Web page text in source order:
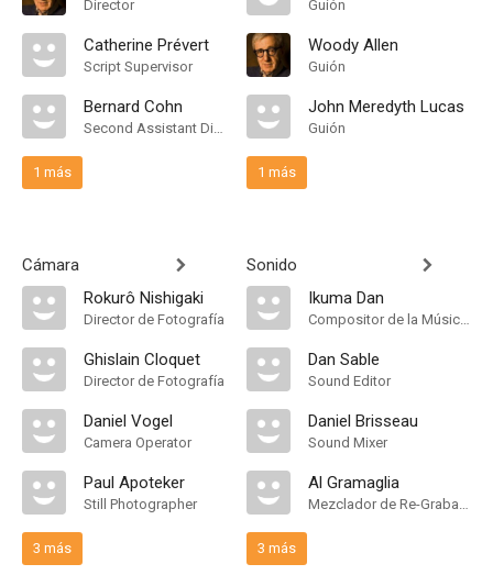
Director
Catherine Prévert
Script Supervisor
Bernard Cohn
Second Assistant Director
1 más
Cámara
Rokurô Nishigaki
Director de Fotografía
Ghislain Cloquet
Director de Fotografía
Daniel Vogel
Camera Operator
Paul Apoteker
Still Photographer
3 más
Guión
Woody Allen
Guión
John Meredyth Lucas
Guión
1 más
Sonido
Ikuma Dan
Compositor de la Música Original
Dan Sable
Sound Editor
Daniel Brisseau
Sound Mixer
Al Gramaglia
Mezclador de Re-Grabación de Sonido
3 más